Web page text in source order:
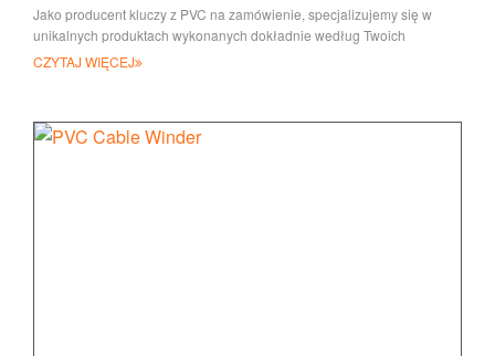
Jako producent kluczy z PVC na zamówienie, specjalizujemy się w
unikalnych produktach wykonanych dokładnie według Twoich
specyfikacji, w tym w każdym kształcie, si
CZYTAJ WIĘCEJ